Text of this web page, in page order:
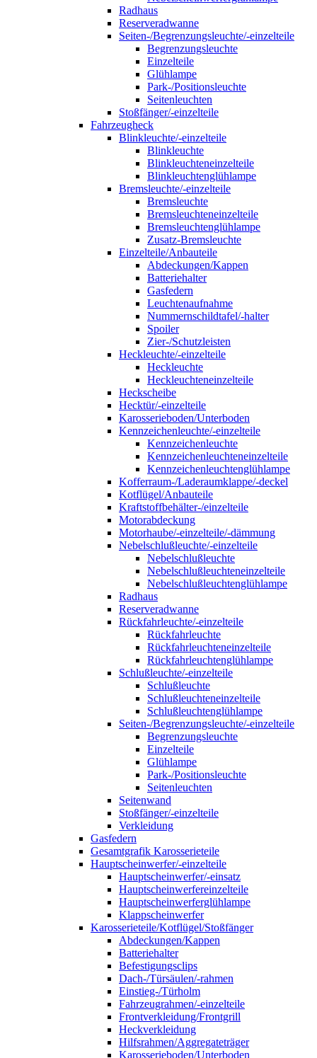
Radhaus
Reserveradwanne
Seiten-/Begrenzungsleuchte/-einzelteile
Begrenzungsleuchte
Einzelteile
Glühlampe
Park-/Positionsleuchte
Seitenleuchten
Stoßfänger/-einzelteile
Fahrzeugheck
Blinkleuchte/-einzelteile
Blinkleuchte
Blinkleuchteneinzelteile
Blinkleuchtenglühlampe
Bremsleuchte/-einzelteile
Bremsleuchte
Bremsleuchteneinzelteile
Bremsleuchtenglühlampe
Zusatz-Bremsleuchte
Einzelteile/Anbauteile
Abdeckungen/Kappen
Batteriehalter
Gasfedern
Leuchtenaufnahme
Nummernschildtafel/-halter
Spoiler
Zier-/Schutzleisten
Heckleuchte/-einzelteile
Heckleuchte
Heckleuchteneinzelteile
Heckscheibe
Hecktür/-einzelteile
Karosserieboden/Unterboden
Kennzeichenleuchte/-einzelteile
Kennzeichenleuchte
Kennzeichenleuchteneinzelteile
Kennzeichenleuchtenglühlampe
Kofferraum-/Laderaumklappe/-deckel
Kotflügel/Anbauteile
Kraftstoffbehälter-/einzelteile
Motorabdeckung
Motorhaube/-einzelteile/-dämmung
Nebelschlußleuchte/-einzelteile
Nebelschlußleuchte
Nebelschlußleuchteneinzelteile
Nebelschlußleuchtenglühlampe
Radhaus
Reserveradwanne
Rückfahrleuchte/-einzelteile
Rückfahrleuchte
Rückfahrleuchteneinzelteile
Rückfahrleuchtenglühlampe
Schlußleuchte/-einzelteile
Schlußleuchte
Schlußleuchteneinzelteile
Schlußleuchtenglühlampe
Seiten-/Begrenzungsleuchte/-einzelteile
Begrenzungsleuchte
Einzelteile
Glühlampe
Park-/Positionsleuchte
Seitenleuchten
Seitenwand
Stoßfänger/-einzelteile
Verkleidung
Gasfedern
Gesamtgrafik Karosserieteile
Hauptscheinwerfer/-einzelteile
Hauptscheinwerfer/-einsatz
Hauptscheinwerfereinzelteile
Hauptscheinwerferglühlampe
Klappscheinwerfer
Karosserieteile/Kotflügel/Stoßfänger
Abdeckungen/Kappen
Batteriehalter
Befestigungsclips
Dach-/Türsäulen/-rahmen
Einstieg-/Türholm
Fahrzeugrahmen/-einzelteile
Frontverkleidung/Frontgrill
Heckverkleidung
Hilfsrahmen/Aggregateträger
Karosserieboden/Unterboden